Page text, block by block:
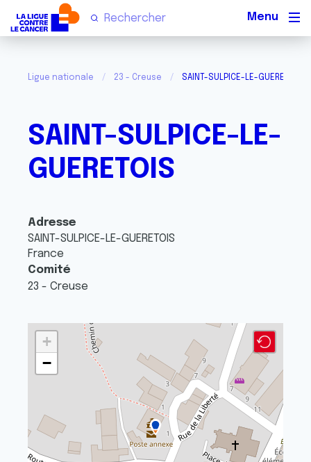
Ligue nationale 23 - Creuse SAINT-SULPICE-LE-GUERETOIS
SAINT-SULPICE-LE-
GUERETOIS
Adresse
SAINT-SULPICE-LE-GUERETOIS
France
Comité
23 - Creuse
+
−